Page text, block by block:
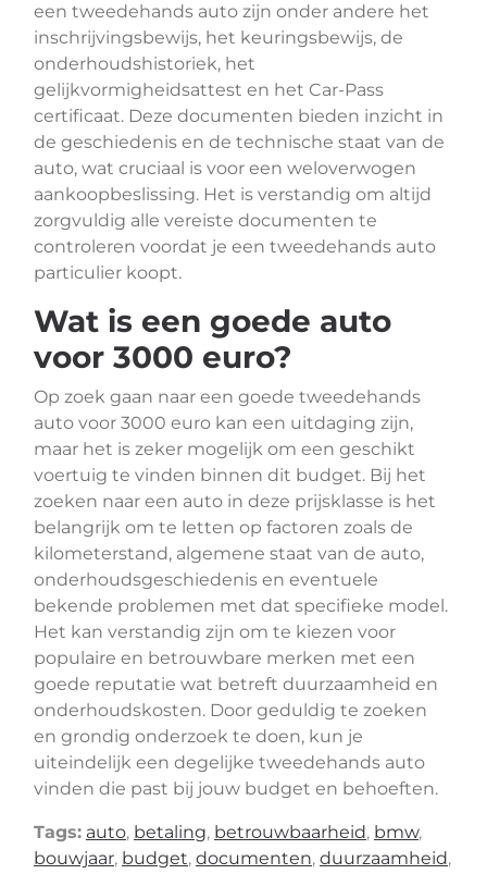
een tweedehands auto zijn onder andere het
inschrijvingsbewijs, het keuringsbewijs, de
onderhoudshistoriek, het
gelijkvormigheidsattest en het Car-Pass
certificaat. Deze documenten bieden inzicht in
de geschiedenis en de technische staat van de
auto, wat cruciaal is voor een weloverwogen
aankoopbeslissing. Het is verstandig om altijd
zorgvuldig alle vereiste documenten te
controleren voordat je een tweedehands auto
particulier koopt.
Wat is een goede auto
voor 3000 euro?
Op zoek gaan naar een goede tweedehands
auto voor 3000 euro kan een uitdaging zijn,
maar het is zeker mogelijk om een geschikt
voertuig te vinden binnen dit budget. Bij het
zoeken naar een auto in deze prijsklasse is het
belangrijk om te letten op factoren zoals de
kilometerstand, algemene staat van de auto,
onderhoudsgeschiedenis en eventuele
bekende problemen met dat specifieke model.
Het kan verstandig zijn om te kiezen voor
populaire en betrouwbare merken met een
goede reputatie wat betreft duurzaamheid en
onderhoudskosten. Door geduldig te zoeken
en grondig onderzoek te doen, kun je
uiteindelijk een degelijke tweedehands auto
vinden die past bij jouw budget en behoeften.
Tags: auto, betaling, betrouwbaarheid, bmw,
bouwjaar, budget, documenten, duurzaamheid,